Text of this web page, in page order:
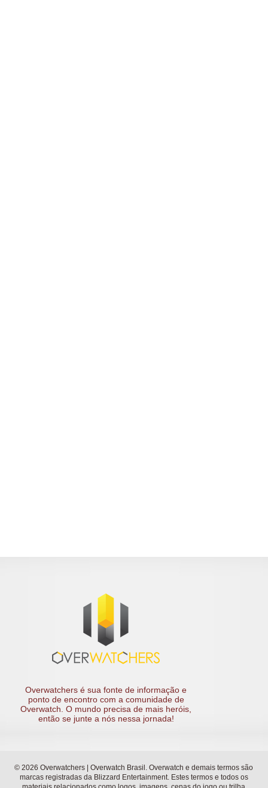
Overwatchers é sua fonte de informação e
ponto de encontro com a comunidade de
Overwatch. O mundo precisa de mais heróis,
então se junte a nós nessa jornada!
© 2026 Overwatchers | Overwatch Brasil. Overwatch e demais termos são
marcas registradas da Blizzard Entertainment. Estes termos e todos os